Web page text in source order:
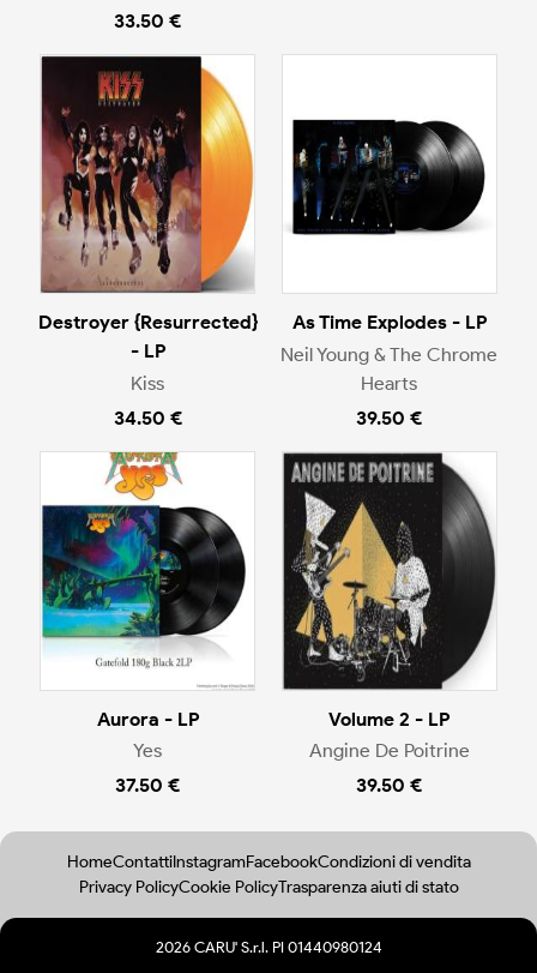
33.50 €
Destroyer {Resurrected}
- LP
Kiss
34.50 €
As Time Explodes - LP
Neil Young & The Chrome
Hearts
39.50 €
Aurora - LP
Yes
37.50 €
Volume 2 - LP
Angine De Poitrine
39.50 €
HomeContattiInstagramFacebookCondizioni di vendita
Privacy PolicyCookie PolicyTrasparenza aiuti di stato
2026 CARU' S.r.l. PI 01440980124